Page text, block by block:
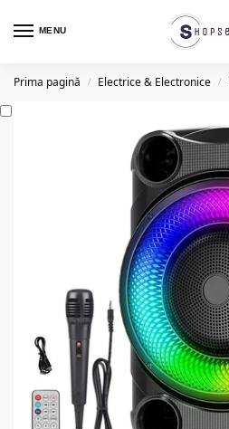
MENU
Prima pagină / Electrice & Electronice /